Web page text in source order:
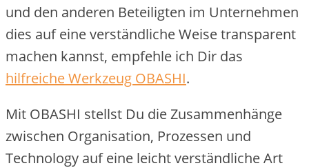
und den anderen Beteiligten im Unternehmen
dies auf eine verständliche Weise transparent
machen kannst, empfehle ich Dir das
hilfreiche Werkzeug OBASHI.
Mit OBASHI stellst Du die Zusammenhänge
zwischen Organisation, Prozessen und
Technology auf eine leicht verständliche Art